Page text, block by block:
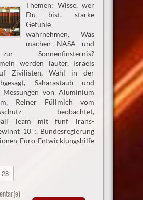
Themen: Wisse, wer
Du bist, starke
Gefühle
wahrnehmen, Was
machen NASA und
Sonnenfinsternis?
werden lauter, Israels
Zivilisten, Wahl in der
Saharastaub und
Messungen von Aluminium
Reiner Füllmich vom
beobachtet,
Team mit fünf Trans-
10 :, Bundesregierung
Euro Entwicklungshilfe